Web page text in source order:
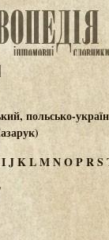
польсько-
IJKLMNOPRS